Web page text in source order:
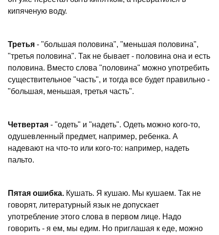
кипяченую воду.
Третья - "большая половина", "меньшая половина",
"третья половина". Так не бывает - половина она и есть
половина. Вместо слова "половина" можно употребить
существительное "часть", и тогда все будет правильно -
"большая, меньшая, третья часть".
Четвертая - "одеть" и "надеть". Одеть можно кого-то,
одушевленный предмет, например, ребенка. А
надевают на что-то или кого-то: например, надеть
пальто.
Пятая ошибка. Кушать. Я кушаю. Мы кушаем. Так не
говорят, литературный язык не допускает
употребление этого слова в первом лице. Надо
говорить - я ем, мы едим. Но приглашая к еде, можно